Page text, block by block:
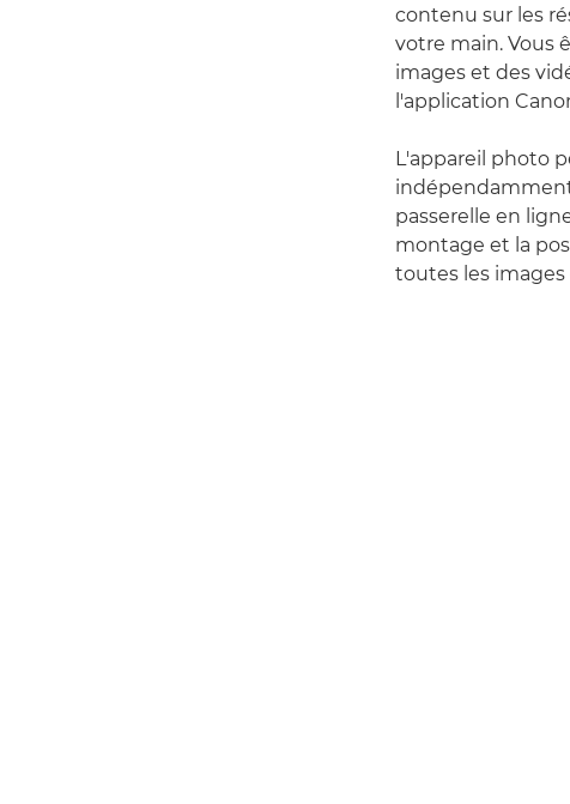
contenu sur les
votre main. Vous
images et des
l'application
L'appareil photo
passerelle en
montage et la
toutes les